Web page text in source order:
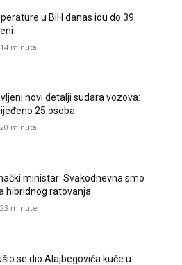
u BiH danas idu do 39
minuta
novi detalji sudara vozova:
25 osoba
minuta
ministar: Svakodnevna smo
hibridnog ratovanja
minute
se dio Alajbegovića kuće u